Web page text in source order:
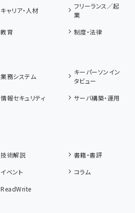
キャリア・人材
フリーランス／起
業
教育 制度・法律
業務システム
キーパーソンイン
タビュー
情報セキュリティ
サーバ構築・運用
技術解説
書籍・書評
イベント
コラム
ReadWrite